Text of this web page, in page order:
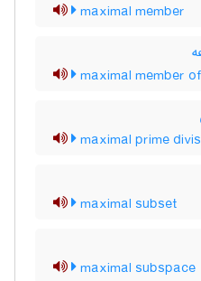
maximal member
maximal member
maximal prime
maximal subset
maximal subspace